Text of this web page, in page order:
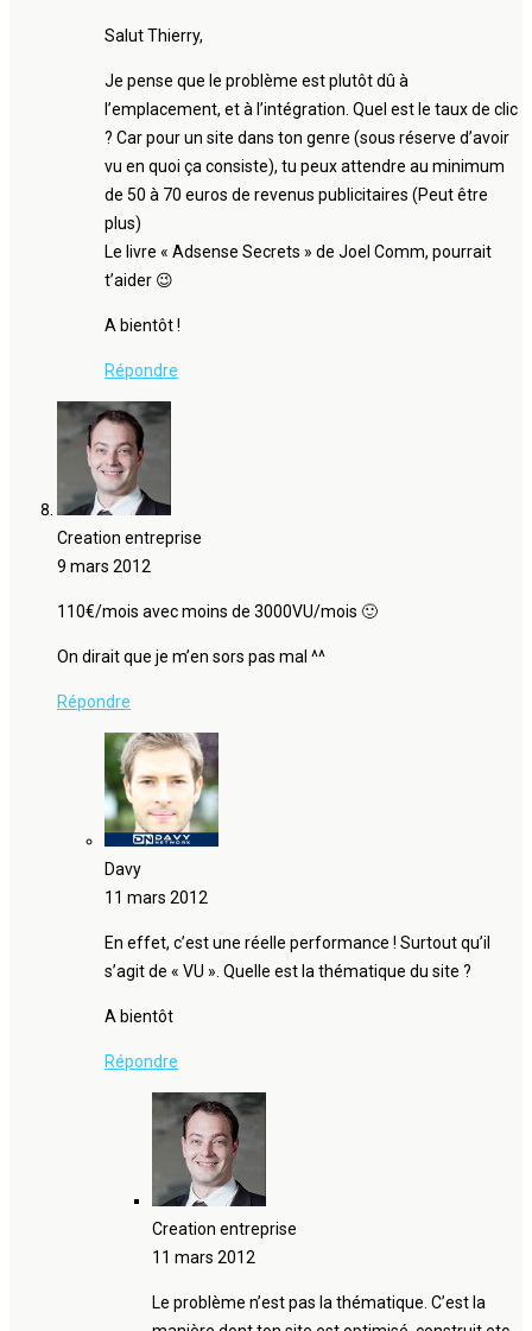
Salut Thierry,
Je pense que le problème est plutôt dû à
l’emplacement, et à l’intégration. Quel est le taux de clic
? Car pour un site dans ton genre (sous réserve d’avoir
vu en quoi ça consiste), tu peux attendre au minimum
de 50 à 70 euros de revenus publicitaires (Peut être
plus)
Le livre « Adsense Secrets » de Joel Comm, pourrait
t’aider 😉
A bientôt !
Répondre
Creation entreprise
9 mars 2012
110€/mois avec moins de 3000VU/mois 🙂
On dirait que je m’en sors pas mal ^^
Répondre
Davy
11 mars 2012
En effet, c’est une réelle performance ! Surtout qu’il
s’agit de « VU ». Quelle est la thématique du site ?
A bientôt
Répondre
Creation entreprise
11 mars 2012
Le problème n’est pas la thématique. C’est la